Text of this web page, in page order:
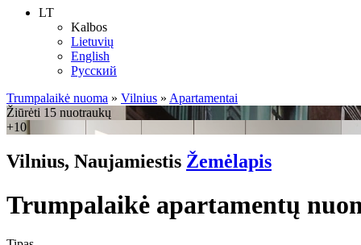
LT
Kalbos
Lietuvių
English
Русский
Trumpalaikė nuoma » Vilnius » Apartamentai
Žiūrėti 15 nuotraukų
+10
Vilnius, Naujamiestis Žemėlapis
Trumpalaikė apartamentų